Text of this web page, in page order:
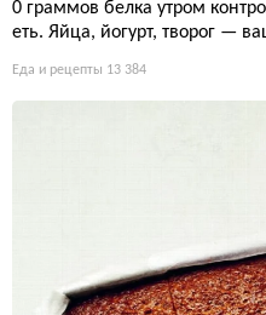
0 граммов белка утром
еть. Яйца, йогурт, творог —
Еда и рецепты 13 384